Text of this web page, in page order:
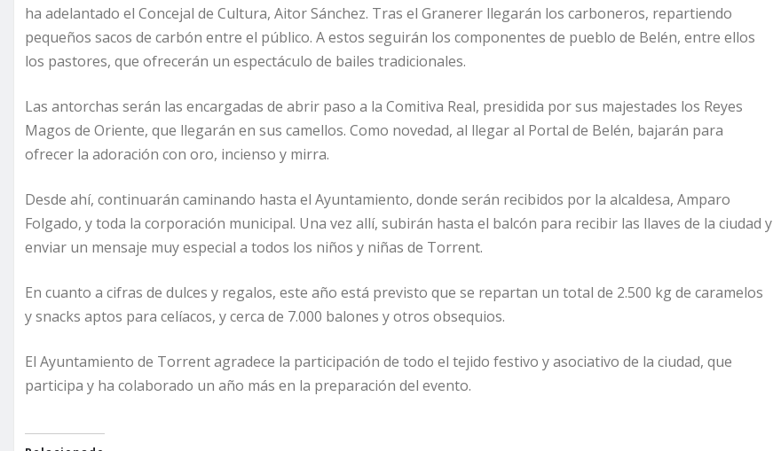
ha adelantado el Concejal de Cultura, Aitor Sánchez. Tras el Granerer llegarán los carboneros, repartiendo
pequeños sacos de carbón entre el público. A estos seguirán los componentes de pueblo de Belén, entre ellos
los pastores, que ofrecerán un espectáculo de bailes tradicionales.
Las antorchas serán las encargadas de abrir paso a la Comitiva Real, presidida por sus majestades los Reyes
Magos de Oriente, que llegarán en sus camellos. Como novedad, al llegar al Portal de Belén, bajarán para
ofrecer la adoración con oro, incienso y mirra.
Desde ahí, continuarán caminando hasta el Ayuntamiento, donde serán recibidos por la alcaldesa, Amparo
Folgado, y toda la corporación municipal. Una vez allí, subirán hasta el balcón para recibir las llaves de la ciudad y
enviar un mensaje muy especial a todos los niños y niñas de Torrent.
En cuanto a cifras de dulces y regalos, este año está previsto que se repartan un total de 2.500 kg de caramelos
y snacks aptos para celíacos, y cerca de 7.000 balones y otros obsequios.
El Ayuntamiento de Torrent agradece la participación de todo el tejido festivo y asociativo de la ciudad, que
participa y ha colaborado un año más en la preparación del evento.